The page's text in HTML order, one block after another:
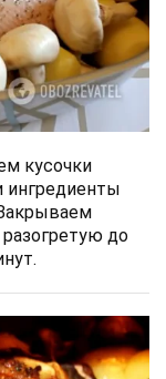
кусочки
ингредиенты
до